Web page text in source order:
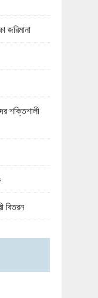
জরিমানা
শক্তিশালী
বিতরন